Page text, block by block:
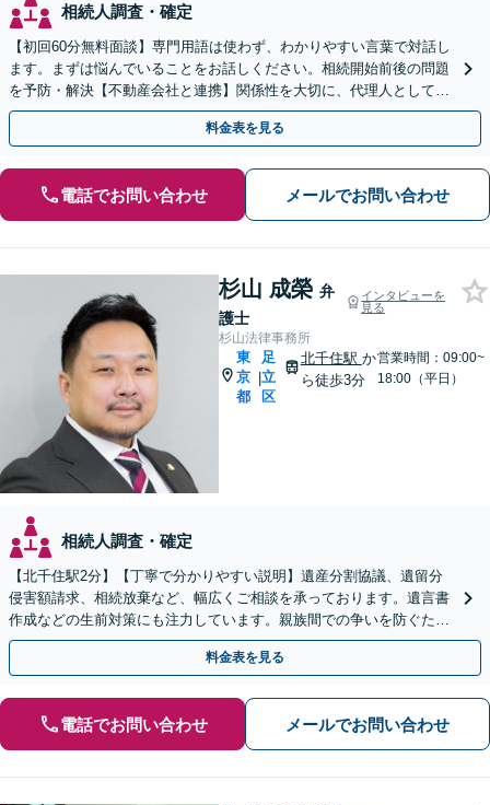
相続人調査・確定
【初回60分無料面談】専門用語は使わず、わかりやすい言葉で対話し
ます。まずは悩んでいることをお話しください。相続開始前後の問題
を予防・解決【不動産会社と連携】関係性を大切に、代理人としてあ
なたの利益を守ります【カード利用可】【北千住駅5分】
料金表を見る
電話でお問い合わせ メールでお問い合わせ
杉山 成榮 弁
護士
インタビューを
見る
杉山法律事務所
東
京
都
|
足
立
区
北千住駅 か
ら徒歩3分
営業時間：09:00~
18:00（平日）
相続人調査・確定
【北千住駅2分】【丁寧で分かりやすい説明】遺産分割協議、遺留分
侵害額請求、相続放棄など、幅広くご相談を承っております。遺言書
作成などの生前対策にも注力しています。親族間での争いを防ぐため
にも、ぜひ弁護士にご相談ください。【WEB面談可】
料金表を見る
電話でお問い合わせ メールでお問い合わせ